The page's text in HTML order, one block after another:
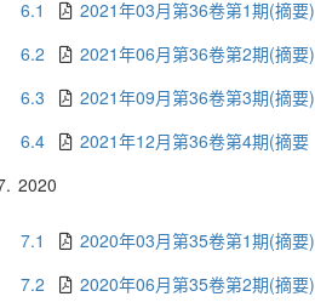
6.1
2021年03月第36卷第1期(摘要)
6.2
2021年06月第36卷第2期(摘要)
6.3
2021年09月第36卷第3期(摘要)
6.4
2021年12月第36卷第4期(摘要
2020
7.1
2020年03月第35卷第1期(摘要)
7.2
2020年06月第35卷第2期(摘要)